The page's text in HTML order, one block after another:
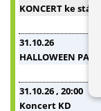
KONCERT ke
31.10.26
HALLOWEEN
31.10.26 , 20:00
Koncert KD